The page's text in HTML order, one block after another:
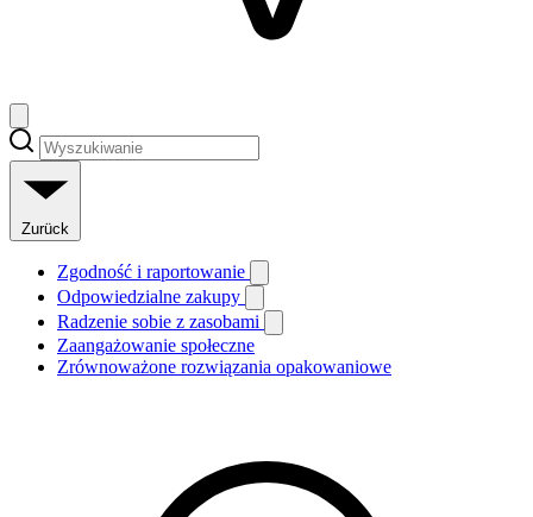
Zurück
Zgodność i raportowanie
Odpowiedzialne zakupy
Radzenie sobie z zasobami
Zaangażowanie społeczne
Zrównoważone rozwiązania opakowaniowe